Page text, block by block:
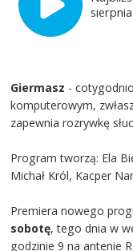
Giermasz -
komputerowym,
zapewnia rozrywkę
Program tworzą: Ela
Michał Król, Kacper
Premiera nowego
sobotę, tego dnia w
godzinie 9 na antenie